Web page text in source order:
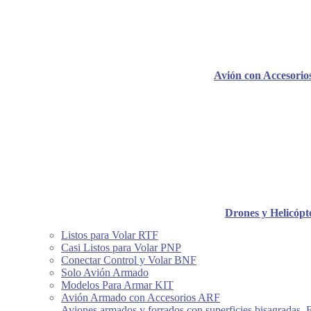
Avión con
Drones y
Listos para Volar RTF
Casi Listos para Volar PNP
Conectar Control y Volar BNF
Solo Avión Armado
Modelos Para Armar KIT
Avión Armado con Accesorios ARF